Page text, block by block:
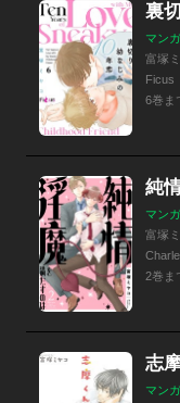
裏
マンガ
富塚
Ficus
6巻ま
純
マンガ
富塚
2巻ま
志
マンガ